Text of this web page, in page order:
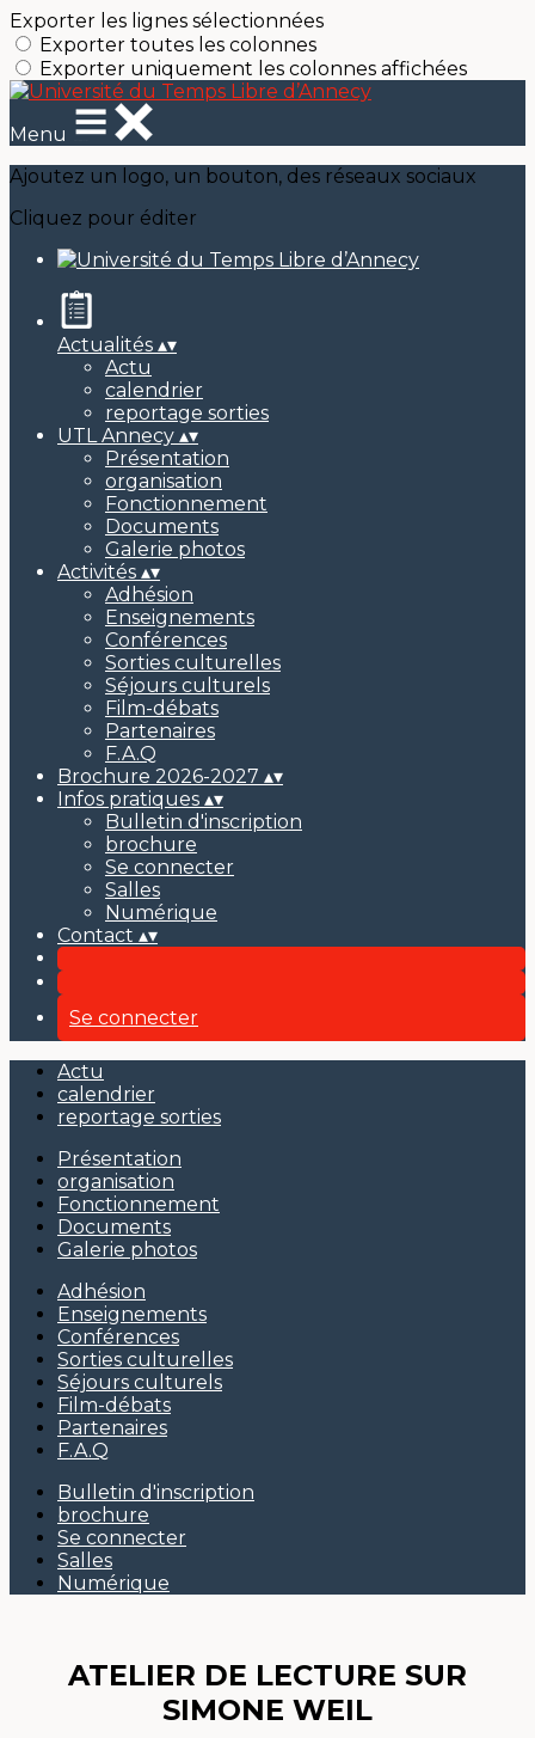
Exporter les lignes sélectionnées
Exporter toutes les colonnes
Exporter uniquement les colonnes affichées
Menu
Ajoutez un logo, un bouton, des réseaux sociaux
Cliquez pour éditer
Actualités ▴▾
Actu
calendrier
reportage sorties
UTL Annecy ▴▾
Présentation
organisation
Fonctionnement
Documents
Galerie photos
Activités ▴▾
Adhésion
Enseignements
Conférences
Sorties culturelles
Séjours culturels
Film-débats
Partenaires
F.A.Q
Brochure 2026-2027 ▴▾
Infos pratiques ▴▾
Bulletin d'inscription
brochure
Se connecter
Salles
Numérique
Contact ▴▾
Se connecter
Actu
calendrier
reportage sorties
Présentation
organisation
Fonctionnement
Documents
Galerie photos
Adhésion
Enseignements
Conférences
Sorties culturelles
Séjours culturels
Film-débats
Partenaires
F.A.Q
Bulletin d'inscription
brochure
Se connecter
Salles
Numérique
ATELIER DE LECTURE SUR
SIMONE WEIL